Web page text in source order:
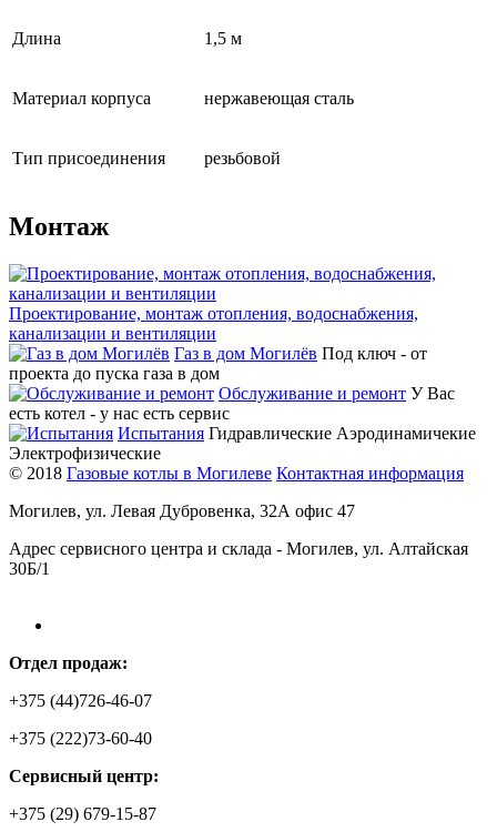
Длина 1,5 м
Материал корпуса нержавеющая сталь
Тип присоединения резьбовой
Монтаж
Проектирование, монтаж отопления, водоснабжения,
канализации и вентиляции
Газ в дом Могилёв Под ключ - от
проекта до пуска газа в дом
Обслуживание и ремонт У Вас
есть котел - у нас есть сервис
Испытания Гидравлические Аэродинамичекие
Электрофизические
© 2018 Газовые котлы в Могилеве Контактная информация
Могилев, ул. Левая Дубровенка, 32А офис 47
Адрес сервисного центра и склада - Могилев, ул. Алтайская
30Б/1
Отдел продаж:
+375 (44)726-46-07
+375 (222)73-60-40
Сервисный центр:
+375 (29) 679-15-87